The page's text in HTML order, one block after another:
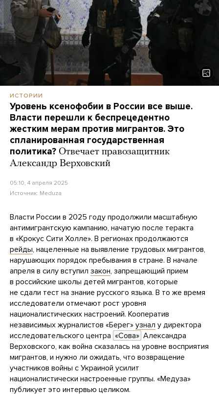
ИСТОРИИ
Уровень ксенофобии в России все выше.
Власти перешли к беспрецедентно
жестким мерам против мигрантов. Это
спланированная государственная
политика? Отвечает правозащитник
Александр Верховский
05:10, 4 апреля 2025
Источник: Meduza
Власти России в 2025 году продолжили масштабную
антимигрантскую кампанию, начатую после теракта
в «Крокус Сити Холле». В регионах продолжаются
рейды, нацеленные на выявление трудовых мигрантов,
нарушающих порядок пребывания в стране. В начале
апреля в силу вступил закон, запрещающий прием
в российские школы детей мигрантов, которые
не сдали тест на знание русского языка. В то же время
исследователи отмечают рост уровня
националистических настроений. Кооператив
независимых журналистов «Берег» узнал у директора
исследовательского центра «Сова» Александра
Верховского, как война сказалась на уровне восприятия
мигрантов, и нужно ли ожидать, что возвращение
участников войны с Украиной усилит
националистически настроенные группы. «Медуза»
публикует это интервью целиком.